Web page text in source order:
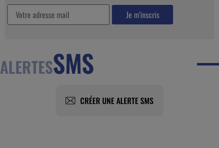
ALERTESSMS
CRÉER UNE ALERTE SMS